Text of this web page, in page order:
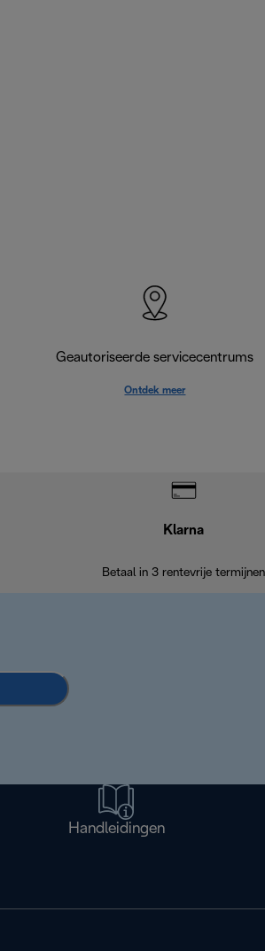
Geautoriseerde servicecentrums
Ontdek meer
Klarna
Betaal in 3 rentevrije termijnen
Handleidingen